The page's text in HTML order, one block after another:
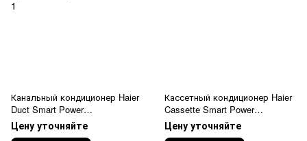
Канальный кондиционер Haier
Duct Smart Power
ADH140M1ERG/1U140S2SP2F
B средненапорный 30-120 Pа
Цену уточняйте
Кассетный кондиционер Haier
Cassette Smart Power
AB140S2SR1FA(H)/1U140S2SP
2FB
Цену уточняйте